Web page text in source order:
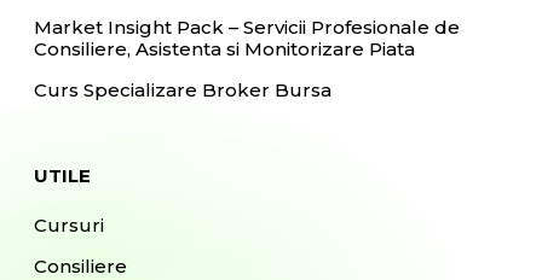
Market Insight Pack – Servicii Profesionale de
Consiliere, Asistenta si Monitorizare Piata
Curs Specializare Broker Bursa
UTILE
Cursuri
Consiliere